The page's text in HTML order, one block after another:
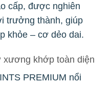
cấp, được nghiên
trưởng thành, giúp
khỏe – cơ dẻo dai.
xương khớp toàn diện
PREMIUM nổi